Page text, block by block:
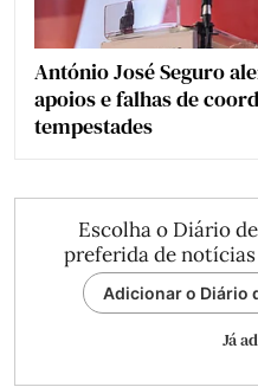
António José Seguro
apoios e falhas de
tempestades
Escolha o Diário
preferida de notícias
Adicionar o Diário
Já